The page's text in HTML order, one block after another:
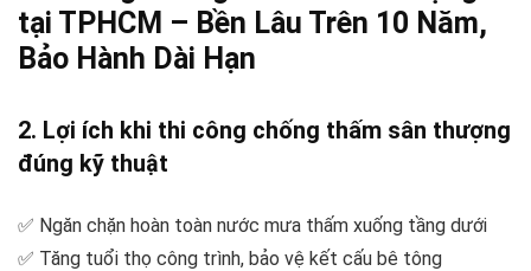
tại TPHCM – Bền Lâu Trên 10 Năm,
Bảo Hành Dài Hạn
2. Lợi ích khi thi công chống thấm sân thượng
đúng kỹ thuật
✅ Ngăn chặn hoàn toàn nước mưa thấm xuống tầng dưới
✅ Tăng tuổi thọ công trình, bảo vệ kết cấu bê tông